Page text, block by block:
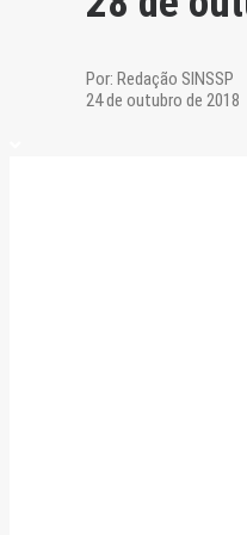
Por: Redação SINSSP
24 de outubro de 2018